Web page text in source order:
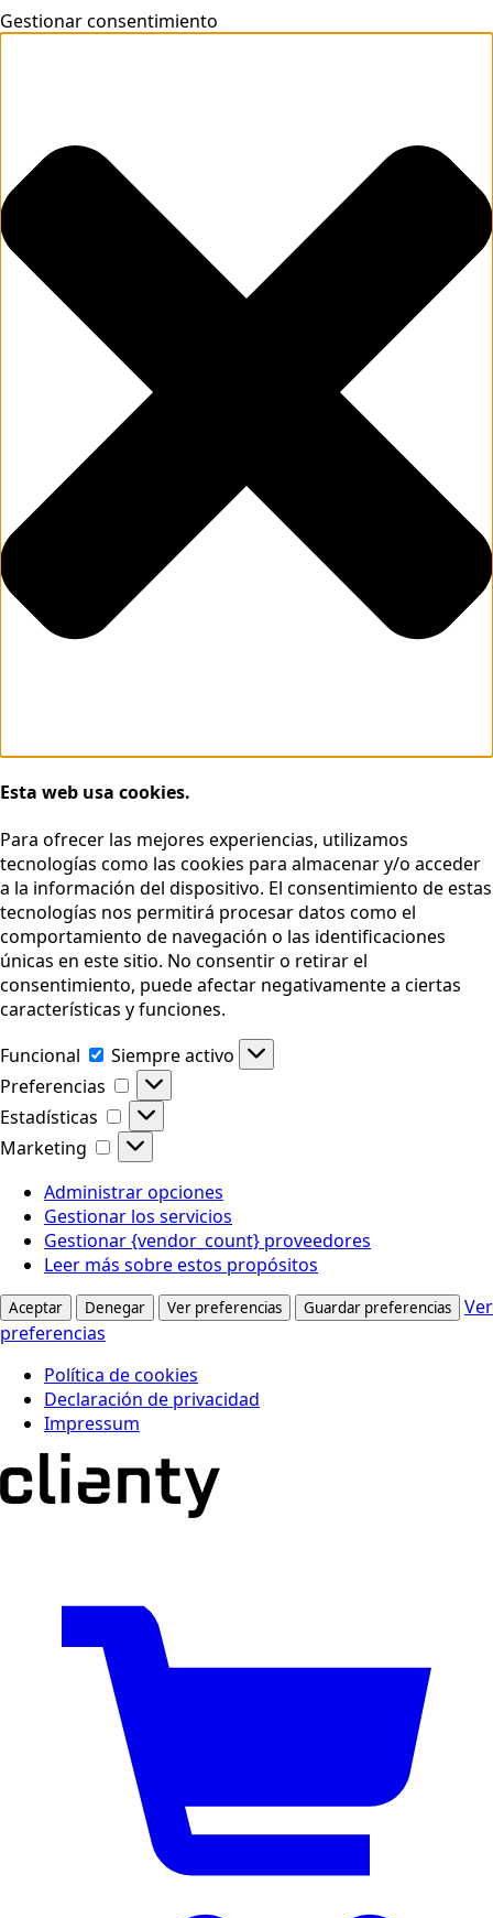
Gestionar consentimiento
Esta web usa cookies.
Para ofrecer las mejores experiencias, utilizamos
tecnologías como las cookies para almacenar y/o acceder
a la información del dispositivo. El consentimiento de estas
tecnologías nos permitirá procesar datos como el
comportamiento de navegación o las identificaciones
únicas en este sitio. No consentir o retirar el
consentimiento, puede afectar negativamente a ciertas
características y funciones.
Funcional
Funcional
Siempre activo
Preferencias
Preferencias
Estadísticas
Estadísticas
Marketing
Marketing
Administrar opciones
Gestionar los servicios
Gestionar {vendor_count} proveedores
Leer más sobre estos propósitos
Aceptar Denegar Ver preferencias Guardar preferencias
Ver
preferencias
Política de cookies
Declaración de privacidad
Impressum